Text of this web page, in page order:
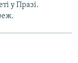
у Празі.